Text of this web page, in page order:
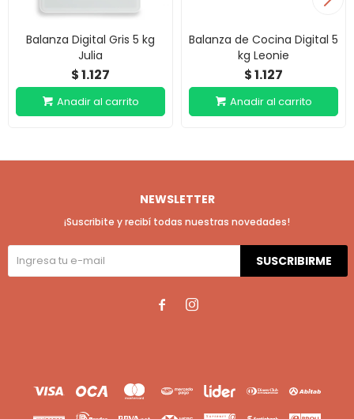
Balanza Digital Gris 5 kg
Julia
$1.127
Balanza de Cocina Digital 5
kg Leonie
$1.127
NEWSLETTER
¡Suscribite y recibí todas nuestras novedades!
SUSCRIBIRME
 